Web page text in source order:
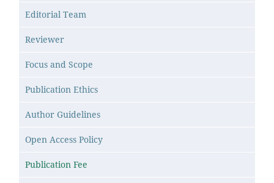
Editorial Team
Reviewer
Focus and Scope
Publication Ethics
Author Guidelines
Open Access Policy
Publication Fee